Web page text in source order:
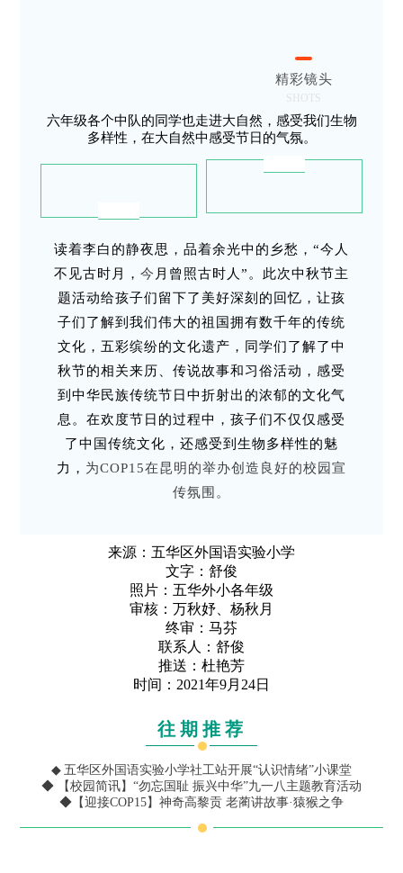
精彩镜头
SHOTS
六年级各个中队的同学也走进大自然，感受我们生物
多样性，在大自然中感受节日的气氛。
读着李白的静夜思，品着余光中的乡愁，“今人
不见古时月， 今 月曾照古时人”。此次中秋节主
题活动给孩子们留下了美好深刻的回忆，让孩
子们了解到我们伟大的祖国拥有数千年的传统
文化，五彩缤纷的文化遗产，同学们了解了中
秋节的相关来历、传说故事和习俗活动，感受
到中华民族传统节日中折射出的浓郁的文化气
息。在欢度节日的过程中，孩子们不仅仅感受
了中国传统文化，还感受到生物多样性的魅
力， 为COP15在昆明的举办创造良好的校园宣
传氛围。
来源：五华区外国语实验小学
文字：舒俊
照片：五华外小各年级
审核：万秋妤、杨秋月
终审：马芬
联系人：舒俊
推送：杜艳芳
时间：2021年9月24日
往期推荐
◆ 五华区外国语实验小学社工站开展“认识情绪”小课堂
◆
【校园简讯】“勿忘国耻 振兴中华”九一八主题教育活动
◆ 【迎接COP15】神奇高黎贡 老蔺讲故事·猿猴之争